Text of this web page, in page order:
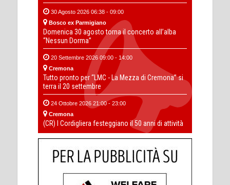
30 Agosto 2026 06:38 - 09:00
Bosco ex Parmigiano
Domenica 30 agosto torna il concerto all’alba
“Nessun Dorma”
20 Settembre 2026 09:00 - 14:00
Cremona
Tutto pronto per “LMC - La Mezza di Cremona” si
terra il 20 settembre
24 Ottobre 2026 21:00 - 23:00
Cremona
(CR) I Cordigliera festeggiano il 50 anni di attività